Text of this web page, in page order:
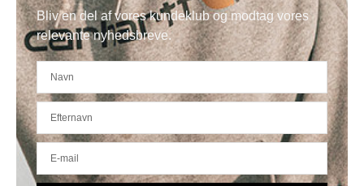
Bliv en del af vores kundeklub og modtag vores
relevante nyhedsbreve.